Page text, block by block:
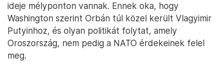
ideje mélyponton vannak. Ennek oka, hogy
Washington szerint Orbán túl közel került Vlagyimir
Putyinhoz, és olyan politikát folytat, amely
Oroszország, nem pedig a NATO érdekeinek felel
meg.